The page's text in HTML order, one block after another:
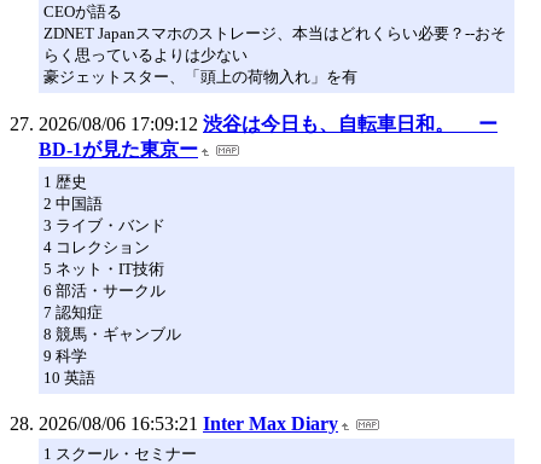
CEOが語る
ZDNET Japanスマホのストレージ、本当はどれくらい必要？--おそ
らく思っているよりは少ない
豪ジェットスター、「頭上の荷物入れ」を有
2026/08/06 17:09:12 渋谷は今日も、自転車日和。 ー
BD-1が見た東京ー
1 歴史
2 中国語
3 ライブ・バンド
4 コレクション
5 ネット・IT技術
6 部活・サークル
7 認知症
8 競馬・ギャンブル
9 科学
10 英語
2026/08/06 16:53:21 Inter Max Diary
1 スクール・セミナー